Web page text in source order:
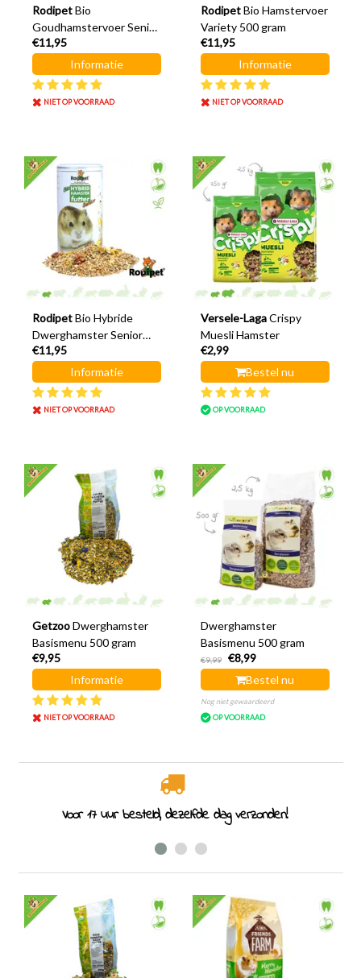
Rodipet Bio
Goudhamstervoer Senior
500 gram
€11,95
Informatie
NIET OP VOORRAAD
Rodipet Bio Hamstervoer
Variety 500 gram
€11,95
Informatie
NIET OP VOORRAAD
Rodipet Bio Hybride
Dwerghamster Senior
500 gram
€11,95
Informatie
NIET OP VOORRAAD
Versele-Laga Crispy
Muesli Hamster
€2,99
Bestel nu
OP VOORRAAD
Getzoo Dwerghamster
Basismenu 500 gram
€9,95
Informatie
NIET OP VOORRAAD
Dwerghamster
Basismenu 500 gram
€9,99
€8,99
Bestel nu
Nog niet gewaardeerd
OP VOORRAAD
Voor 17 uur besteld, dezelfde dag verzonden!